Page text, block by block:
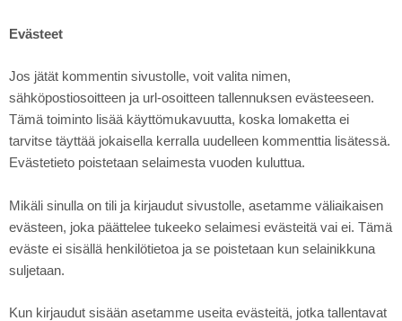
Evästeet
Jos jätät kommentin sivustolle, voit valita nimen,
sähköpostiosoitteen ja url-osoitteen tallennuksen evästeeseen.
Tämä toiminto lisää käyttömukavuutta, koska lomaketta ei
tarvitse täyttää jokaisella kerralla uudelleen kommenttia lisätessä.
Evästetieto poistetaan selaimesta vuoden kuluttua.
Mikäli sinulla on tili ja kirjaudut sivustolle, asetamme väliaikaisen
evästeen, joka päättelee tukeeko selaimesi evästeitä vai ei. Tämä
eväste ei sisällä henkilötietoa ja se poistetaan kun selainikkuna
suljetaan.
Kun kirjaudut sisään asetamme useita evästeitä, jotka tallentavat